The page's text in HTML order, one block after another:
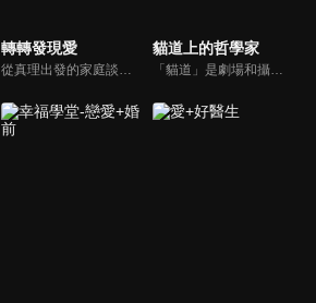
轉轉發現愛 貓道上的哲學家
「貓道」是劇場和攝影棚的象徵，而孩子是天生的哲學家，他們進入攝影棚中的小劇場思考、對話，並且從貓道上看下來，總是會有不同視角，故片名為《貓道上的哲學家》，在GOOD TV播出。